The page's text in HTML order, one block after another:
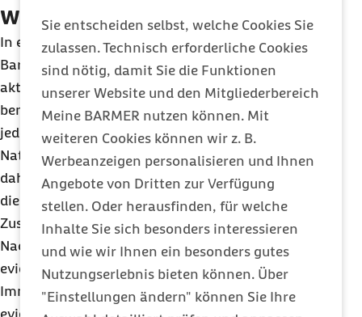
Sie entscheiden selbst, welche Cookies Sie
zulassen. Technisch erforderliche Cookies
sind nötig, damit Sie die Funktionen
unserer Website und den Mitgliederbereich
Meine BARMER nutzen können. Mit
weiteren Cookies können wir z. B.
Werbeanzeigen personalisieren und Ihnen
Angebote von Dritten zur Verfügung
stellen. Oder herausfinden, für welche
Inhalte Sie sich besonders interessieren
und wie wir Ihnen ein besonders gutes
Nutzungserlebnis bieten können. Über
"Einstellungen ändern" können Sie Ihre
weiterer Handlungsfelder
In einer aktuellen Stellungnahme erkennt die
Barmer an, dass der Aktionsplan wichtige Ziele der
aktuellen Versorgungssituation in Deutschland
benennt. Bedeutende Handlungsfelder fehlen
jedoch: Für eine konsequente Umsetzung des
Nationalen Gesundheitsziels fordert die Barmer
daher eine Reihe von Ergänzungen. Hierzu gehört
die Förderung der interprofessionellen
Zusammenarbeit sowohl in der Vor- und
Nachsorge als auch im Kreißsaal. Auch müsse die
evidenzbasierte Versorgung gestärkt werden.
Immer noch würde eine Vielzahl von nicht
evidenzbasierten individuellen